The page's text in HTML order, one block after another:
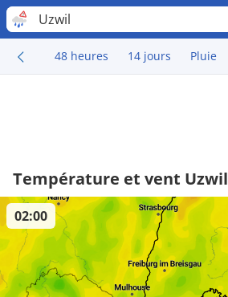
Uzwil
48 heures 14 jours Pluie
Température et vent Uzwil
02:00